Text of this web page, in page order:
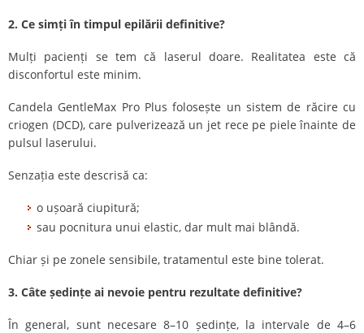
2. Ce simți în timpul epilării definitive?
Mulți pacienți se tem că laserul doare. Realitatea este că
disconfortul este minim.
Candela GentleMax Pro Plus folosește un sistem de răcire cu
criogen (DCD), care pulverizează un jet rece pe piele înainte de
pulsul laserului.
Senzația este descrisă ca:
o ușoară ciupitură;
sau pocnitura unui elastic, dar mult mai blândă.
Chiar și pe zonele sensibile, tratamentul este bine tolerat.
3. Câte ședințe ai nevoie pentru rezultate definitive?
În general, sunt necesare 8–10 ședințe, la intervale de 4–6